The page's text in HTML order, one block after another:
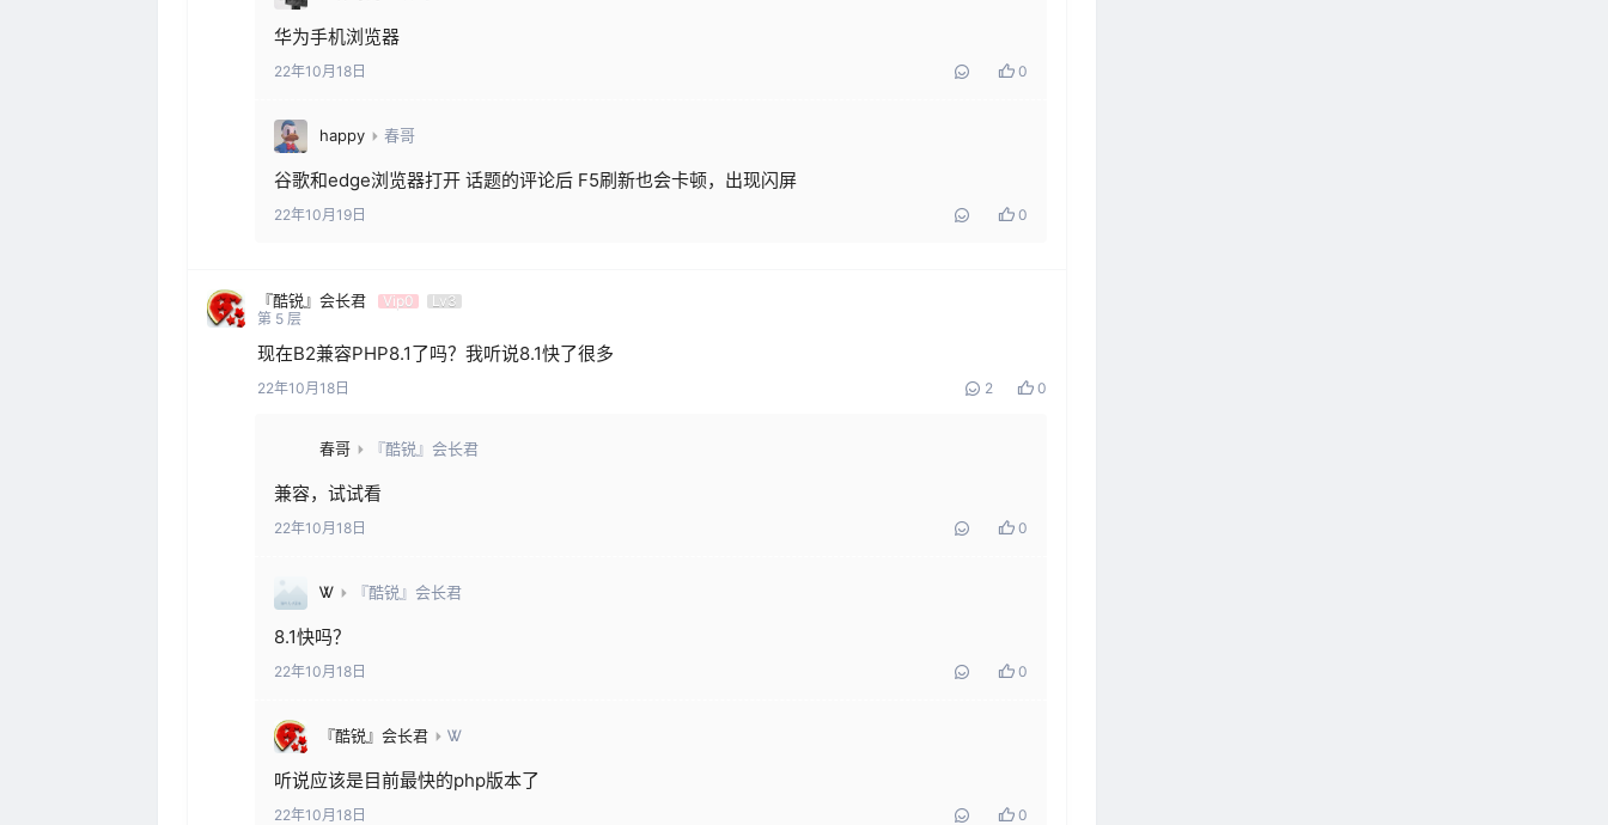
华为手机浏览器
22年10月18日 0
happy 春哥
谷歌和edge浏览器打开 话题的评论后 F5刷新也会卡顿，出现闪屏
22年10月19日 0
『酷锐』会长君 Vip0
Lv3
第 5 层
现在B2兼容PHP8.1了吗？我听说8.1快了很多
22年10月18日 2 0
春哥 『酷锐』会长君
兼容，试试看
22年10月18日 0
Ꮤ 『酷锐』会长君
8.1快吗？
22年10月18日 0
『酷锐』会长君 Ꮤ
听说应该是目前最快的php版本了
22年10月18日 0